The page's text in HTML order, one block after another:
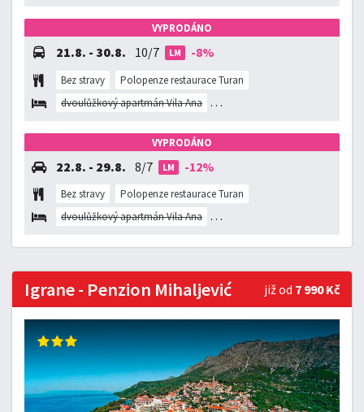
VYPRODÁNO
21.8. - 30.8. 10/7 LM -8%
Bez stravy
Polopenze restaurace Turan
dvoulůžkový apartmán Vila Ana
dvoulůžkový apartmán vila Grgo
VYPRODÁNO
22.8. - 29.8. 8/7 LM -12%
Bez stravy
Polopenze restaurace Turan
dvoulůžkový apartmán Vila Ana
dvoulůžkový apartmán vila Grgo
již od 7 990 Kč
Igrane - Penzion Mihaljević